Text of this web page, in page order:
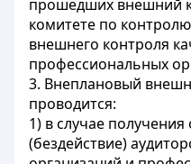
прошедших внешний
комитете по
внешнего контроля
профессиональных
3. Внеплановый
проводится:
1) в случае
(бездействие)